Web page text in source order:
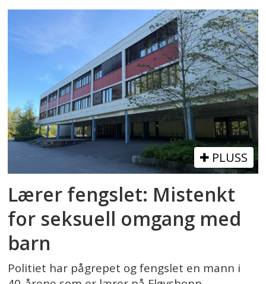
PLUSS
Lærer fengslet: Mistenkt
for seksuell omgang med
barn
Politiet har pågrepet og fengslet en mann i